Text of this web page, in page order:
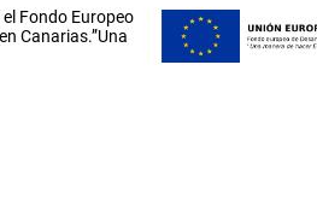
Fondo Europeo
Canarias.”Una